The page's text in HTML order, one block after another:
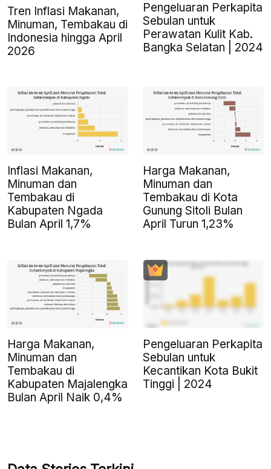
Tren Inflasi Makanan,
Minuman, Tembakau di
Indonesia hingga April
2026
Pengeluaran Perkapita
Sebulan untuk
Perawatan Kulit Kab.
Bangka Selatan | 2024
Inflasi Makanan,
Minuman dan
Tembakau di
Kabupaten Ngada
Bulan April 1,7%
Harga Makanan,
Minuman dan
Tembakau di Kota
Gunung Sitoli Bulan
April Turun 1,23%
Harga Makanan,
Minuman dan
Tembakau di
Kabupaten Majalengka
Bulan April Naik 0,4%
Pengeluaran Perkapita
Sebulan untuk
Kecantikan Kota Bukit
Tinggi | 2024